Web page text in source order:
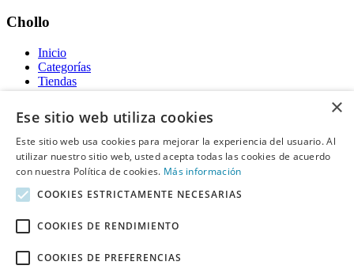
Chollo
Inicio
Categorías
Tiendas
Gratis
Acerca de
Sobre nosotros
Contacto
Información legal
Declaración de cookies
×
Ese sitio web utiliza cookies
Este sitio web usa cookies para mejorar la experiencia del usuario. Al
utilizar nuestro sitio web, usted acepta todas las cookies de acuerdo
con nuestra Política de cookies. Más información
COOKIES ESTRICTAMENTE NECESARIAS
COOKIES DE RENDIMIENTO
COOKIES DE PREFERENCIAS